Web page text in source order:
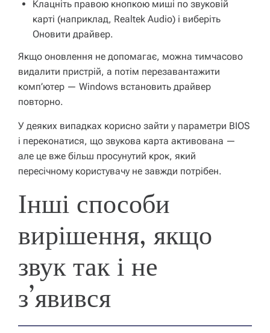
Клацніть правою кнопкою миші по звуковій
карті (наприклад, Realtek Audio) і виберіть
Оновити драйвер.
Якщо оновлення не допомагає, можна тимчасово
видалити пристрій, а потім перезавантажити
комп’ютер — Windows встановить драйвер
повторно.
У деяких випадках корисно зайти у параметри BIOS
і переконатися, що звукова карта активована —
але це вже більш просунутий крок, який
пересічному користувачу не завжди потрібен.
Інші способи
вирішення, якщо
звук так і не
з’явився